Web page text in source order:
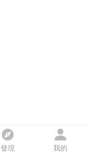
發現 我的